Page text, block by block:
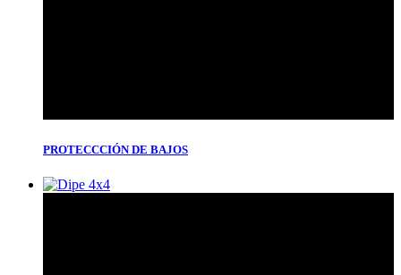
PROTECCCIÓN DE BAJOS